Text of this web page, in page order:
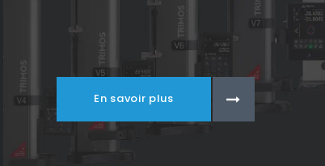
En savoir plus